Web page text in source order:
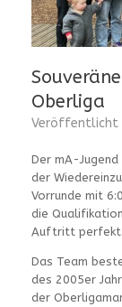
Oberliga
Veröffentlicht
Der mA-Jugend
der
Vorrunde mit
die
Auftritt perfekt.
Das Team
des 2005er
der